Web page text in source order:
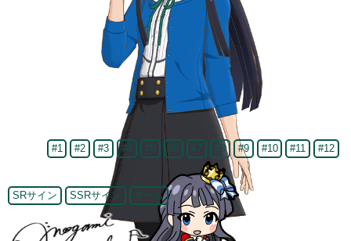
#1 #2 #3 #4 #5 #6 #7 #8 #9 #10 #11 #12
SRサイン SSRサイン ネーム